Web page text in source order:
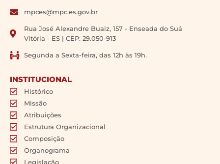
mpces@mpc.es.gov.br
Rua José Alexandre Buaiz, 157 - Enseada do Suá
Vitória - ES | CEP: 29.050-913
Segunda a Sexta-feira, das 12h às 19h.
INSTITUCIONAL
Histórico
Missão
Atribuições
Estrutura Organizacional
Composição
Organograma
Legislação